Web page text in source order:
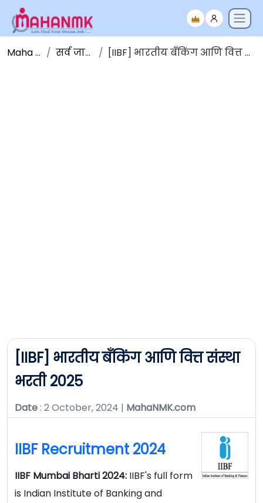
Maha NMK सर्व जाहिराती [IIBF] भारतीय बँकिंग आणि वित्त संस्था भरती 2025
[IIBF] भारतीय बँकिंग आणि वित्त संस्था
भरती 2025
Date: 2 October, 2024 | MahaNMK.com
IIBF Recruitment 2024
IIBF Mumbai Bharti 2024: IIBF's full form
is Indian Institute of Banking and